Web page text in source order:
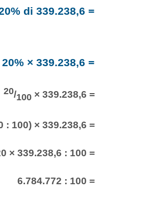
di 339.238,6 =
20% × 339.238,6 =
20/100× 339.238,6 =
: 100) × 339.238,6 =
× 339.238,6 : 100 =
6.784.772 : 100 =